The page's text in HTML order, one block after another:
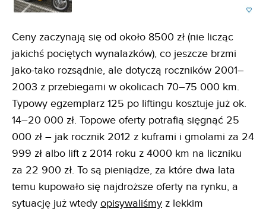
Ceny zaczynają się od około 8500 zł (nie licząc
jakichś pociętych wynalazków), co jeszcze brzmi
jako-tako rozsądnie, ale dotyczą roczników 2001–
2003 z przebiegami w okolicach 70–75 000 km.
Typowy egzemplarz 125 po liftingu kosztuje już ok.
14–20 000 zł. Topowe oferty potrafią sięgnąć 25
000 zł – jak rocznik 2012 z kuframi i gmolami za 24
999 zł albo lift z 2014 roku z 4000 km na liczniku
za 22 900 zł. To są pieniądze, za które dwa lata
temu kupowało się najdroższe oferty na rynku, a
sytuację już wtedy opisywaliśmy z lekkim